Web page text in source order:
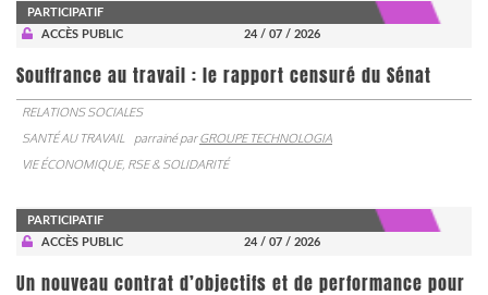
PARTICIPATIF
ACCÈS PUBLIC
24 / 07 / 2026
Souffrance au travail : le rapport censuré du Sénat
RELATIONS SOCIALES
SANTÉ AU TRAVAIL
parrainé parGROUPE TECHNOLOGIA
VIE ÉCONOMIQUE, RSE & SOLIDARITÉ
PARTICIPATIF
ACCÈS PUBLIC
24 / 07 / 2026
Un nouveau contrat d’objectifs et de performance pour